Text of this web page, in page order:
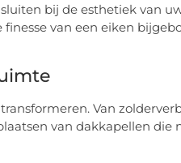
bij de esthetiek van
van een eiken
Van
van dakkapellen die